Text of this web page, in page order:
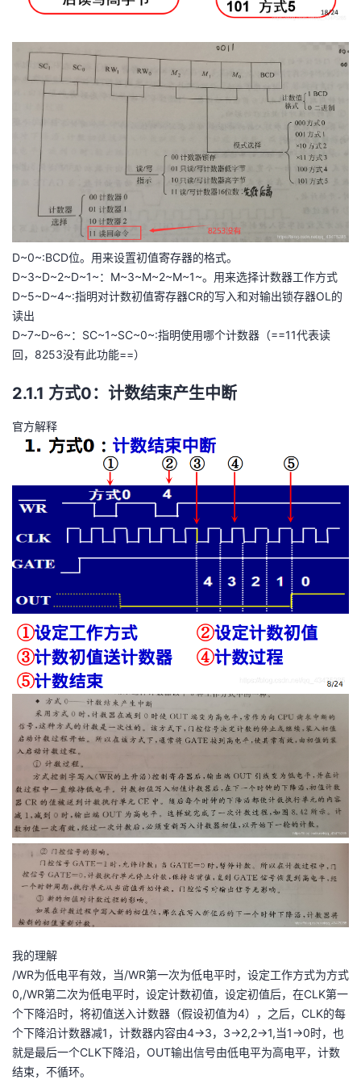
D~0~:BCD位。用来设置初值寄存器的格式。
D~3~D~2~D~1~：M~3~M~2~M~1~。用来选择计数器工作方式
D~5~D~4~:指明对计数初值寄存器CR的写入和对输出锁存器OL的
读出
D~7~D~6~：SC~1~SC~0~:指明使用哪个计数器（==11代表读
回，8253没有此功能==）
2.1.1 方式0：计数结束产生中断
官方解释
我的理解
/WR为低电平有效，当/WR第一次为低电平时，设定工作方式为方式
0,/WR第二次为低电平时，设定计数初值，设定初值后，在CLK第一
个下降沿时，将初值送入计数器（假设初值为4），之后，CLK的每
个下降沿计数器减1，计数器内容由4->3，3->2,2->1,当1->0时，也
就是最后一个CLK下降沿，OUT输出信号由低电平为高电平，计数
结束，不循环。